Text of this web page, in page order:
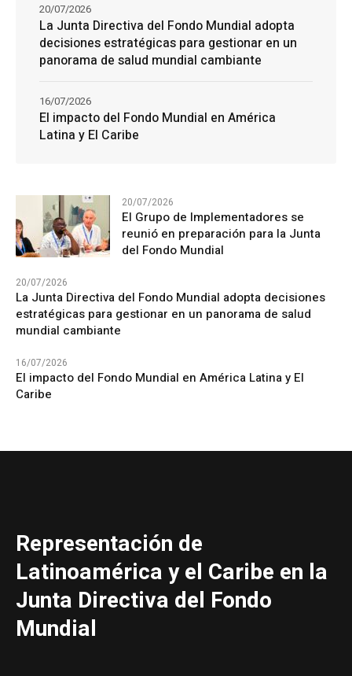
La Junta Directiva del Fondo Mundial adopta
decisiones estratégicas para gestionar en un
panorama de salud mundial cambiante
20/07/2026
El impacto del Fondo Mundial en América
Latina y El Caribe
16/07/2026
20/07/2026
El Grupo de Implementadores se
reunió en preparación para la Junta
del Fondo Mundial
20/07/2026
La Junta Directiva del Fondo Mundial adopta decisiones
estratégicas para gestionar en un panorama de salud
mundial cambiante
16/07/2026
El impacto del Fondo Mundial en América Latina y El
Caribe
Representación de
Latinoamérica y el Caribe en la
Junta Directiva del Fondo
Mundial